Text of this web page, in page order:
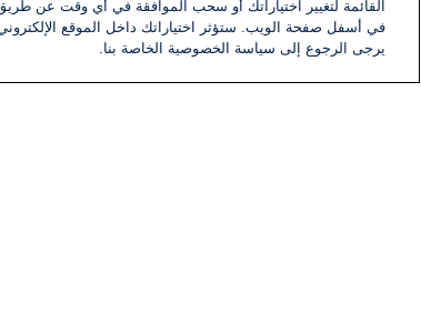
القائمة لتغيير اختياراتك أو سحب الموافقة في أي وقت عن
في أسفل صفحة الويب. ستؤثر اختياراتك داخل الموقع
يرجى الرجوع إلى سياسة الخصوصية الخاصة بنا.